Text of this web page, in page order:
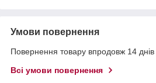
Умови повернення
Повернення товару впродовж 14
Всі умови повернення